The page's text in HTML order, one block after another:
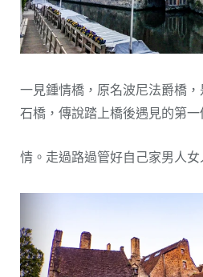
一見鍾情橋，原名波尼法爵橋
石橋，傳說踏上橋後遇見的第
情。走過路過管好自己家男人女